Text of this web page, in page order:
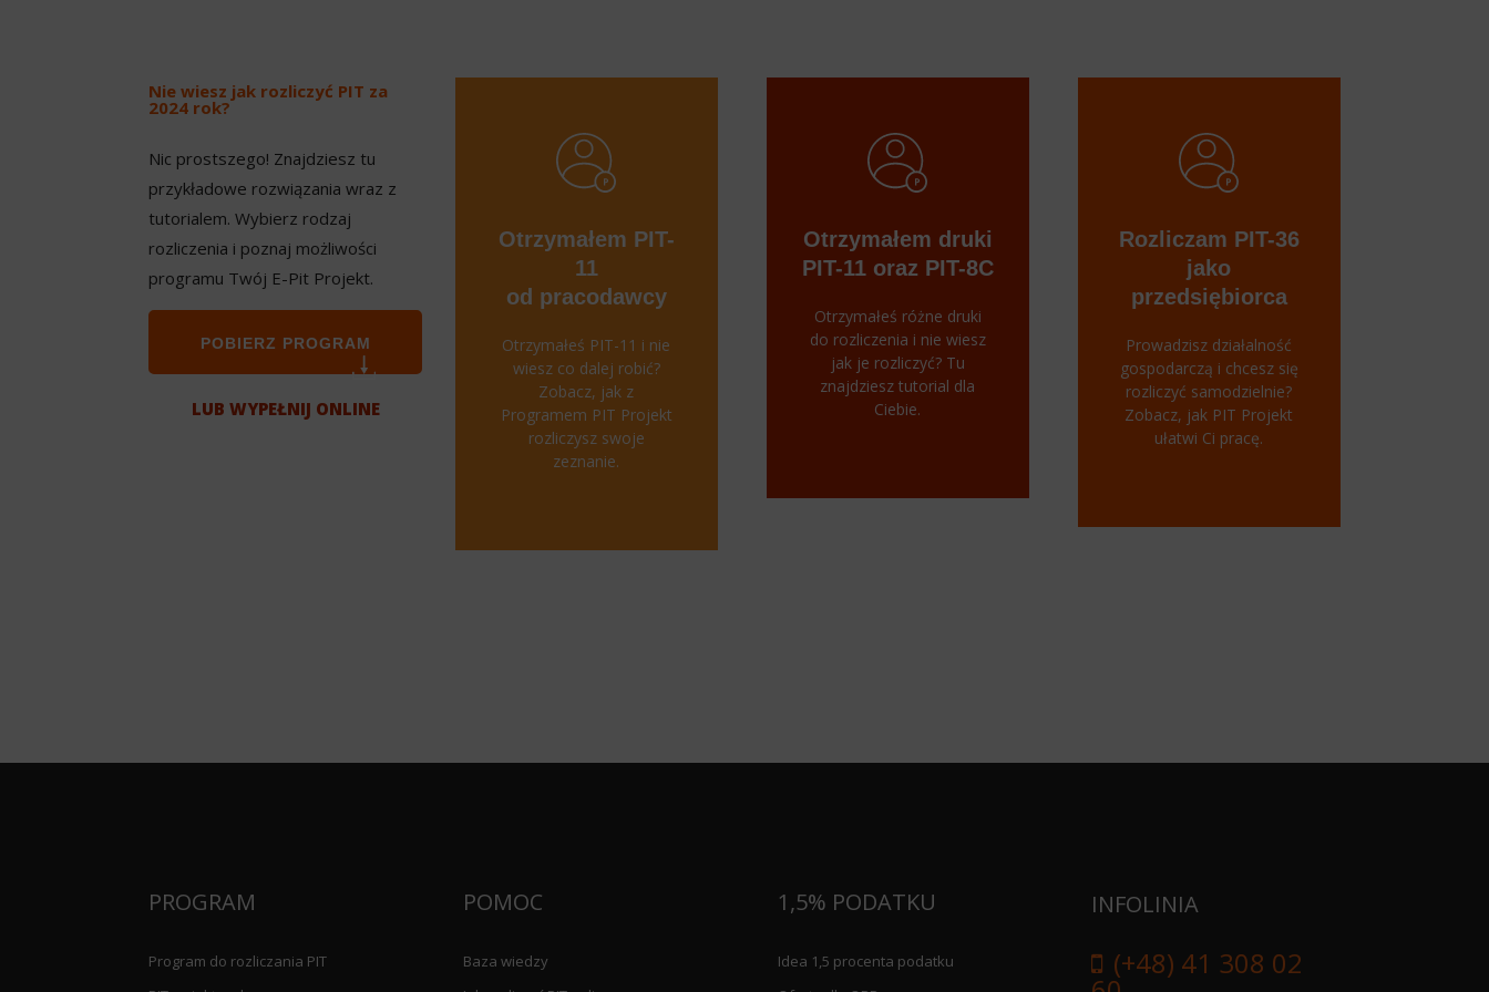
Nie wiesz jak rozliczyć PIT za
2024 rok?
Nic prostszego! Znajdziesz tu
przykładowe rozwiązania wraz z
tutorialem. Wybierz rodzaj
rozliczenia i poznaj możliwości
programu Twój E-Pit Projekt.
POBIERZ PROGRAM
LUB WYPEŁNIJ ONLINE
Otrzymałem PIT-
11
od pracodawcy
Otrzymałeś PIT-11 i nie
wiesz co dalej robić?
Zobacz, jak z
Programem PIT Projekt
rozliczysz swoje
zeznanie.
Otrzymałem druki
PIT-11 oraz PIT-8C
Otrzymałeś różne druki
do rozliczenia i nie wiesz
jak je rozliczyć? Tu
znajdziesz tutorial dla
Ciebie.
Rozliczam PIT-36
jako
przedsiębiorca
Prowadzisz działalność
gospodarczą i chcesz się
rozliczyć samodzielnie?
Zobacz, jak PIT Projekt
ułatwi Ci pracę.
PROGRAM
Program do rozliczania PIT
POMOC
Baza wiedzy
1,5% PODATKU
Idea 1,5 procenta podatku
INFOLINIA
(+48) 41 308 02